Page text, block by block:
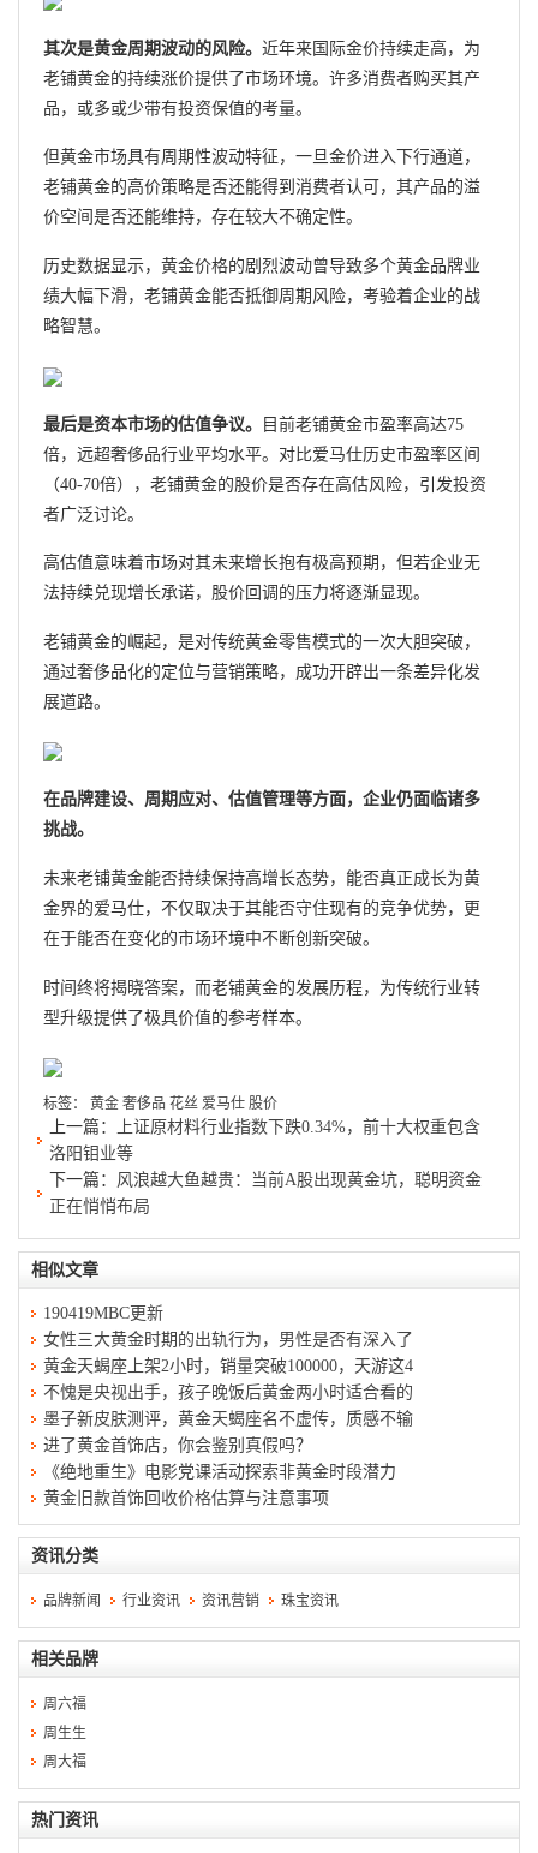
其次是黄金周期波动的风险。 近年来国际金价持续走高，为
老铺黄金的持续涨价提供了市场环境。许多消费者购买其产
品，或多或少带有投资保值的考量。
但黄金市场具有周期性波动特征，一旦金价进入下行通道，
老铺黄金的高价策略是否还能得到消费者认可，其产品的溢
价空间是否还能维持，存在较大不确定性。
历史数据显示，黄金价格的剧烈波动曾导致多个黄金品牌业
绩大幅下滑，老铺黄金能否抵御周期风险，考验着企业的战
略智慧。
最后是资本市场的估值争议。
目前老铺黄金市盈率高达75
倍，远超奢侈品行业平均水平。对比爱马仕历史市盈率区间
（40-70倍），老铺黄金的股价是否存在高估风险，引发投资
者广泛讨论。
高估值意味着市场对其未来增长抱有极高预期，但若企业无
法持续兑现增长承诺，股价回调的压力将逐渐显现。
老铺黄金的崛起，是对传统黄金零售模式的一次大胆突破，
通过奢侈品化的定位与营销策略，成功开辟出一条差异化发
展道路。
在品牌建设、周期应对、估值管理等方面，企业仍面临诸多
挑战。
未来老铺黄金能否持续保持高增长态势，能否真正成长为黄
金界的爱马仕，不仅取决于其能否守住现有的竞争优势，更
在于能否在变化的市场环境中不断创新突破。
时间终将揭晓答案，而老铺黄金的发展历程，为传统行业转
型升级提供了极具价值的参考样本。
标签： 黄金 奢侈品 花丝 爱马仕 股价
上一篇：
上证原材料行业指数下跌0.34%，前十大权重包含
洛阳钼业等
下一篇： 风浪越大鱼越贵：当前A股出现黄金坑，聪明资金
正在悄悄布局
相似文章
190419MBC更新
女性三大黄金时期的出轨行为，男性是否有深入了
黄金天蝎座上架2小时，销量突破100000，天游这4
不愧是央视出手，孩子晚饭后黄金两小时适合看的
墨子新皮肤测评，黄金天蝎座名不虚传，质感不输
进了黄金首饰店，你会鉴别真假吗？
《绝地重生》电影党课活动探索非黄金时段潜力
黄金旧款首饰回收价格估算与注意事项
资讯分类
品牌新闻 行业资讯 资讯营销 珠宝资讯
相关品牌
周六福
周生生
周大福
热门资讯